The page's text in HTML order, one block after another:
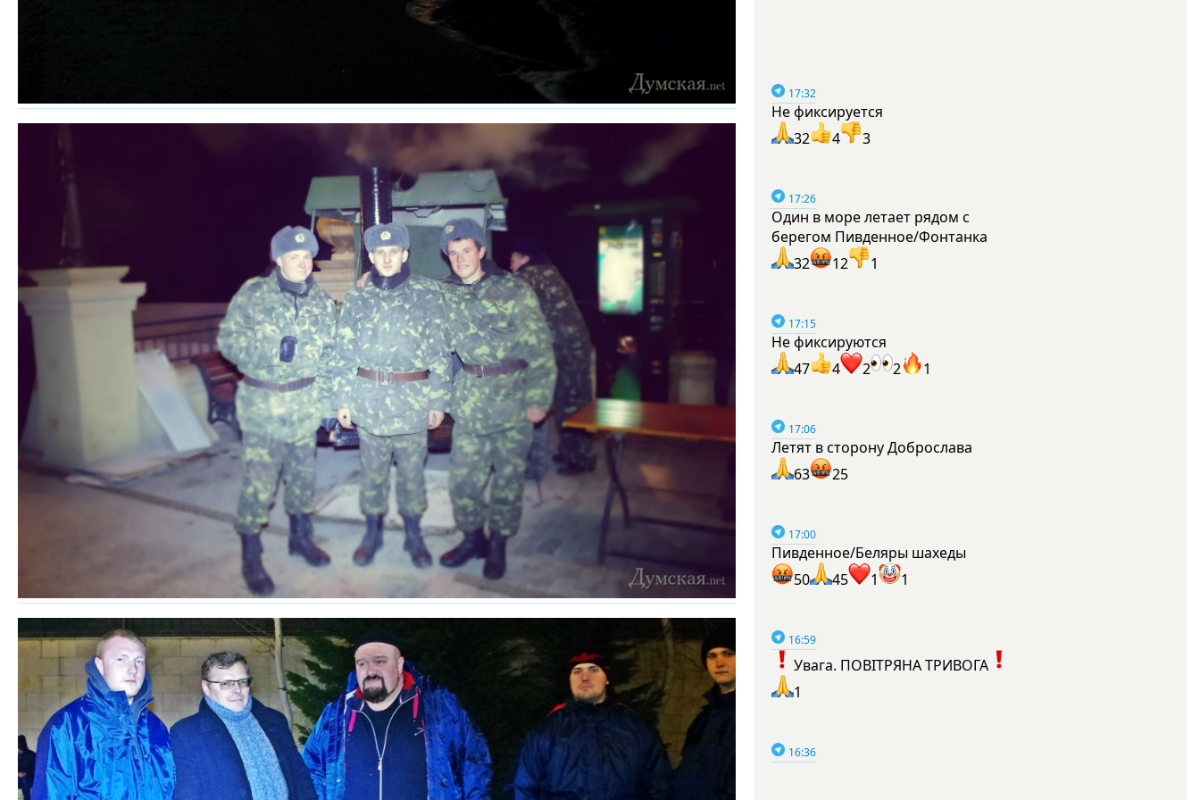
17:32
Не фиксируется
32
4 3
17:26
Один в море летает рядом с
берегом Пивденное/Фонтанка
32
12 1
17:15
Не фиксируются
47
4 2 2 1
17:06
Летят в сторону Доброслава
63
25
17:00
Пивденное/Беляры шахеды
50
45 1 1
16:59
Увага. ПОВІТРЯНА ТРИВОГА
1
16:36